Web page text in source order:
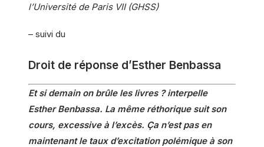
l’Université de Paris VII (GHSS)
– suivi du
Droit de réponse d’Esther Benbassa
Et si demain on brûle les livres ? interpelle
Esther Benbassa. La même réthorique suit son
cours, excessive à l’excès. Ça n’est pas en
maintenant le taux d’excitation polémique à son